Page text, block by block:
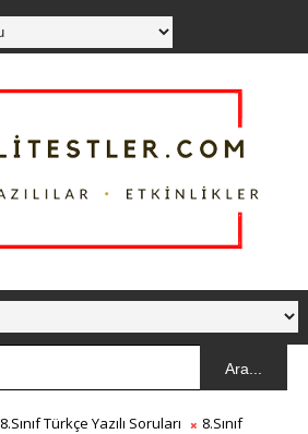
Ara...
8.Sınıf Türkçe Yazılı Soruları
8.Sınıf